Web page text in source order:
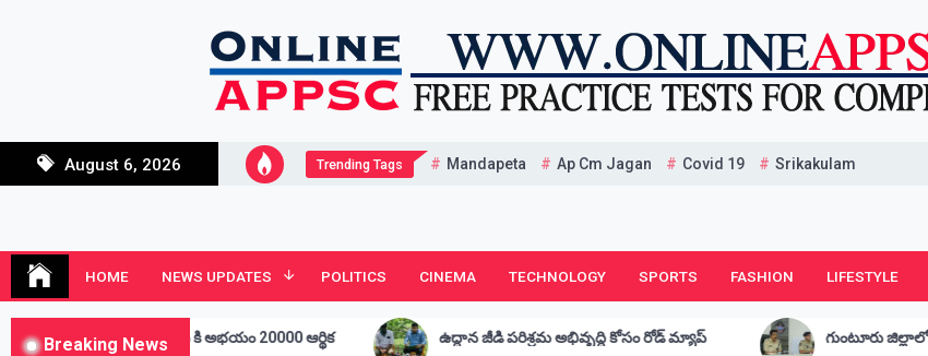
August 6, 2026 Trending Tags Mandapeta Ap Cm Jagan Covid 19 Srikakulam
Andhra Junction
HOME NEWS UPDATES POLITICS CINEMA TECHNOLOGY SPORTS FASHION LIFESTYLE
Breaking News
కి అభయం 20000 ఆర్థిక ఉద్దాన జీడి పరిశ్రమ అభివృద్ధి కోసం రోడ్ మ్యాప్ గుంటూరు జిల్లాలో తొలి పిడీ యాక్ట్ కేసు నమోదు